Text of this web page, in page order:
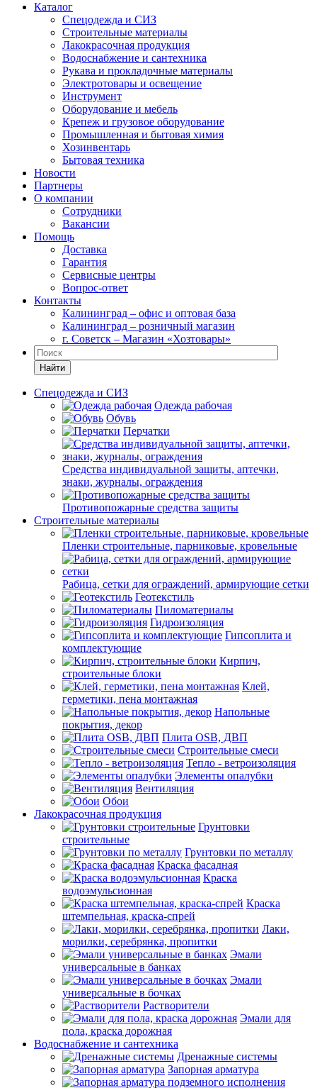
Каталог
Спецодежда и СИЗ
Строительные материалы
Лакокрасочная продукция
Водоснабжение и сантехника
Рукава и прокладочные материалы
Электротовары и освещение
Инструмент
Оборудование и мебель
Крепеж и грузовое оборудование
Промышленная и бытовая химия
Хозинвентарь
Бытовая техника
Новости
Партнеры
О компании
Сотрудники
Вакансии
Помощь
Доставка
Гарантия
Сервисные центры
Вопрос-ответ
Контакты
Калининград – офис и оптовая база
Калининград – розничный магазин
г. Советск – Магазин «Хозтовары»
Найти
Спецодежда и СИЗ
Одежда рабочая
Обувь
Перчатки
Средства индивидуальной защиты, аптечки,
знаки, журналы, ограждения
Противопожарные средства защиты
Строительные материалы
Пленки строительные, парниковые, кровельные
Рабица, сетки для ограждений, армирующие сетки
Геотекстиль
Пиломатериалы
Гидроизоляция
Гипсоплита и
комплектующие
Кирпич,
строительные блоки
Клей,
герметики, пена монтажная
Напольные
покрытия, декор
Плита OSB, ДВП
Строительные смеси
Тепло - ветроизоляция
Элементы опалубки
Вентиляция
Обои
Лакокрасочная продукция
Грунтовки
строительные
Грунтовки по металлу
Краска фасадная
Краска
водоэмульсионная
Краска
штемпельная, краска-спрей
Лаки,
морилки, серебрянка, пропитки
Эмали
универсальные в банках
Эмали
универсальные в бочках
Растворители
Эмали для
пола, краска дорожная
Водоснабжение и сантехника
Дренажные системы
Запорная арматура